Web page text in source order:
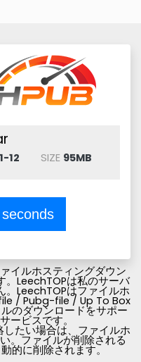
12 SIZE 95MB
イルホスティングダウン
。LeechTOPは私のサーバ
。LeechTOPはファイルホ
/ Pubg-file / Up To Box
のダウンロードをサポー
ービスです。
たい場合は、ファイルホ
。ファイルが削除される
的に削除されます。